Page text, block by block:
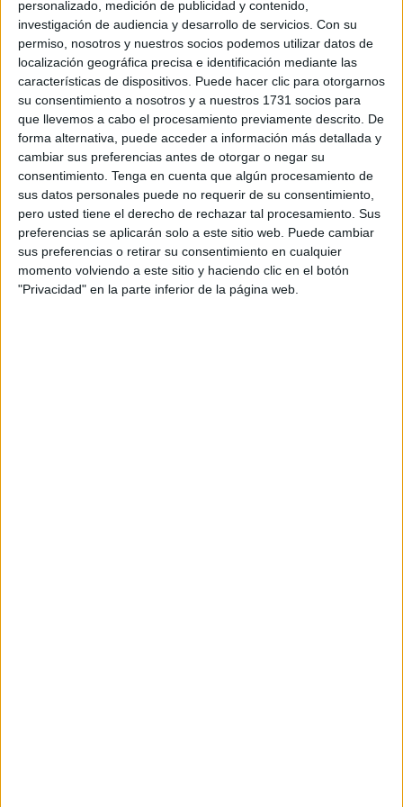
personalizado, medición de publicidad y contenido,
investigación de audiencia y desarrollo de servicios. Con su
permiso, nosotros y nuestros socios podemos utilizar datos de
localización geográfica precisa e identificación mediante las
características de dispositivos. Puede hacer clic para otorgarnos
su consentimiento a nosotros y a nuestros 1731 socios para
que llevemos a cabo el procesamiento previamente descrito. De
forma alternativa, puede acceder a información más detallada y
cambiar sus preferencias antes de otorgar o negar su
consentimiento. Tenga en cuenta que algún procesamiento de
sus datos personales puede no requerir de su consentimiento,
pero usted tiene el derecho de rechazar tal procesamiento. Sus
preferencias se aplicarán solo a este sitio web. Puede cambiar
sus preferencias o retirar su consentimiento en cualquier
momento volviendo a este sitio y haciendo clic en el botón
"Privacidad" en la parte inferior de la página web.
“FALLECIMIENTO DE DON E. ÁNGEL GARCÍA RUIZ”
En el día de ayer, después de larga y penosa enfermedad,
sufrida con ejemplar resignación, falleció don E. Ángel
García Ruiz comandante director de Música del Ejército,
que dirigía la Banda de La Legión y que durante muchos
años dirigió también con singular acierto la Orquesta
Sinfónica de Ceuta, después de ser su director-fundador.
La noticia del fallecimiento causó penosa impresión en
nuestra ciudad, donde D. E. Ángel García Ruiz contaba
con numerosísimas amistades y donde su relevante
personalidad artística y musical, habían cosechado tantos
éxitos.